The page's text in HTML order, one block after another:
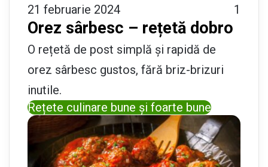
21 februarie 2024 1
Orez sârbesc – rețetă dobro
O rețetă de post simplă și rapidă de
orez sârbesc gustos, fără briz-brizuri
inutile.
Rețete culinare bune și foarte bune